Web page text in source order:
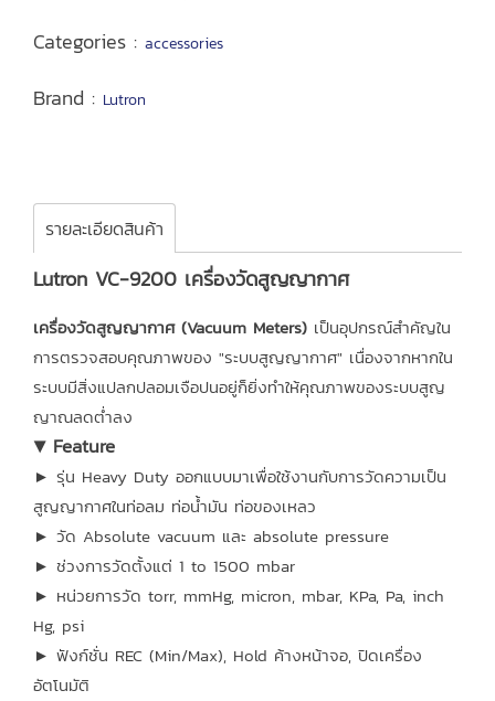
Categories : accessories
Brand : Lutron
รายละเอียดสินค้า
Lutron VC-9200 เครื่องวัดสูญญากาศ
เครื่องวัดสูญญากาศ (Vacuum Meters) เป็นอุปกรณ์สำคัญใน
การตรวจสอบคุณภาพของ "ระบบสูญญากาศ" เนื่องจากหากใน
ระบบมีสิ่งแปลกปลอมเจือปนอยู่ก็ยิ่งทำให้คุณภาพของระบบสูญ
ญาณลดต่ำลง
▼ Feature
► รุ่น Heavy Duty ออกแบบมาเพื่อใช้งานกับการวัดความเป็น
สูญญากาศในท่อลม ท่อน้ำมัน ท่อของเหลว
► วัด Absolute vacuum และ absolute pressure
► ช่วงการวัดตั้งแต่ 1 to 1500 mbar
► หน่วยการวัด torr, mmHg, micron, mbar, KPa, Pa, inch
Hg, psi
► ฟังก์ชั่น REC (Min/Max), Hold ค้างหน้าจอ, ปิดเครื่อง
อัตโนมัติ